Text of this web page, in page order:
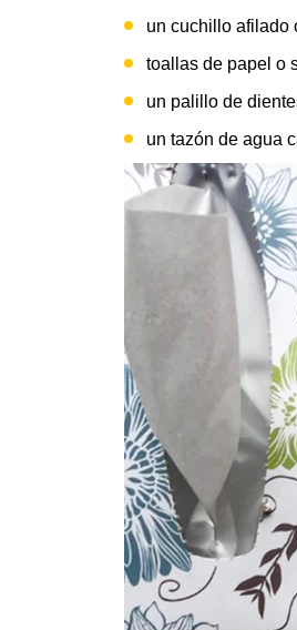
un cuchillo afilado
toallas de papel o
un palillo de
un tazón de agua